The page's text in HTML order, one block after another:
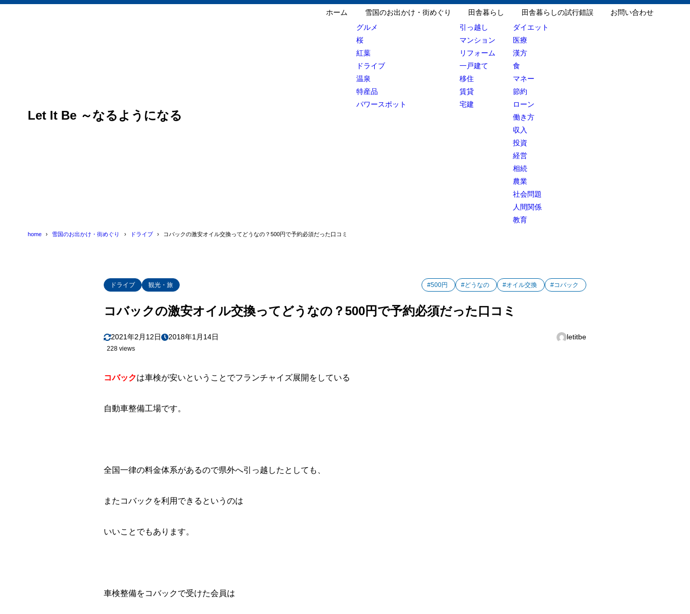
Let It Be ～なるようになる
ホーム
雪国のお出かけ・街めぐり
グルメ
桜
紅葉
ドライブ
温泉
特産品
パワースポット
田舎暮らし
引っ越し
マンション
リフォーム
一戸建て
移住
賃貸
宅建
田舎暮らしの試行錯誤
ダイエット
医療
漢方
食
マネー
節約
ローン
働き方
収入
投資
経営
相続
農業
社会問題
人間関係
教育
お問い合わせ
home 雪国のお出かけ・街めぐり ドライブ コバックの激安オイル交換ってどうなの？500円で予約必須だった口コミ
ドライブ 観光・旅 #500円 #どうなの #オイル交換 #コバック
コバックの激安オイル交換ってどうなの？500円で予約必須だった口コミ
2021年2月12日 2018年1月14日 letitbe
228 views
コバックは車検が安いということでフランチャイズ展開をしている
自動車整備工場です。
全国一律の料金体系があるので県外へ引っ越したとしても、
またコバックを利用できるというのは
いいことでもあります。
車検整備をコバックで受けた会員は